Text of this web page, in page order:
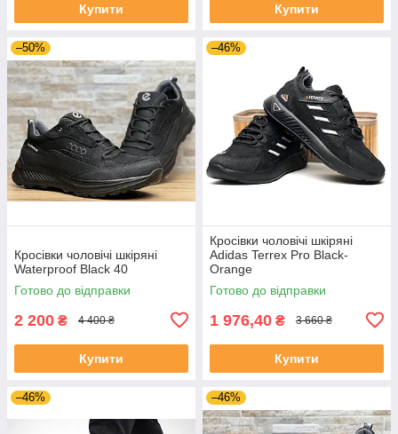
Купити Купити
–50%
Кросівки чоловічі шкіряні
Waterproof Black 40
Готово до відправки
2 200 ₴ 4 400 ₴
Купити
–46%
Кросівки чоловічі шкіряні
Adidas Terrex Pro Black-
Orange
Готово до відправки
1 976,40 ₴ 3 660 ₴
Купити
–46% –46%